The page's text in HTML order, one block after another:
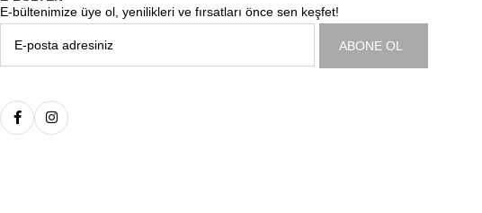
E-bültenimize üye ol, yenilikleri ve fırsatları önce sen keşfet!
ABONE OL